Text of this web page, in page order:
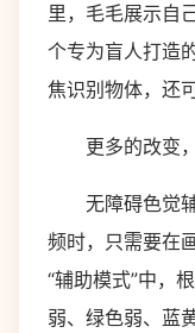
里，毛毛展示自
个专为盲人打造
焦识别物体，还
更多的改变
无障碍色觉辅
频时，只需要在
“辅助模式”中，
弱、绿色弱、蓝